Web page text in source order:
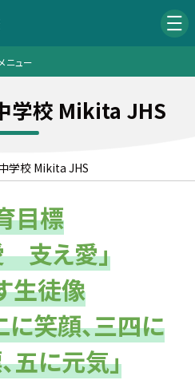
ニュー
学校 Mikita JHS
学校 Mikita JHS
目標
支え愛」
生徒像
に笑顔、三四に
五に元気」